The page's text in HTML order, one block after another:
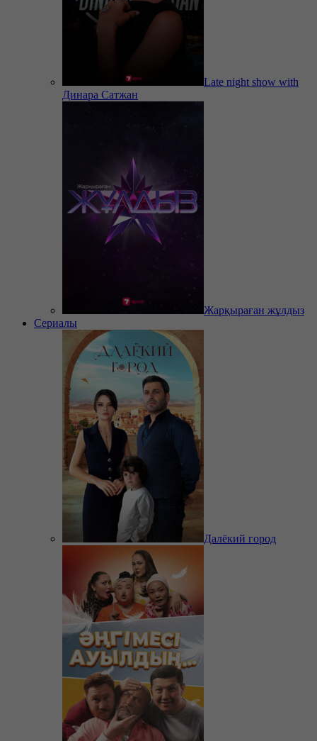
Late night show with
Динара Сатжан
Жарқыраған жұлдыз
Сериалы
Далёкий город